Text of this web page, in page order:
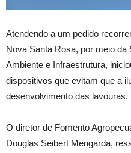
Atendendo a um pedido
Nova Santa Rosa, por meio da
Ambiente e Infraestrutura,
dispositivos que evitam que a
desenvolvimento das lavouras.
O diretor de Fomento
Douglas Seibert Mengarda,